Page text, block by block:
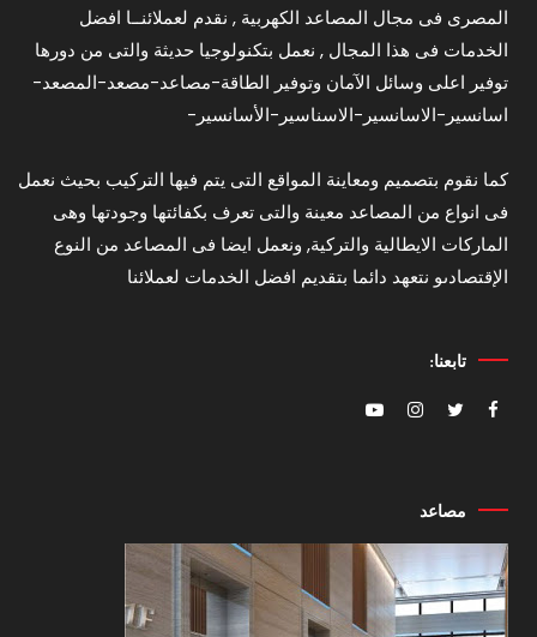
المصرى فى مجال المصاعد الكهربية , نقدم لعملائنــا افضل
الخدمات فى هذا المجال , نعمل بتكنولوجيا حديثة والتى من دورها
توفير اعلى وسائل الآمان وتوفير الطاقة-مصاعد-مصعد-المصعد-
اسانسير-الاسانسير-الاسناسير-الأسانسير-
كما نقوم بتصميم ومعاينة المواقع التى يتم فيها التركيب بحيث نعمل
فى انواع من المصاعد معينة والتى تعرف بكفائتها وجودتها وهى
الماركات الايطالية والتركية, ونعمل ايضا فى المصاعد من النوع
الإقتصادىو نتعهد دائما بتقديم افضل الخدمات لعملائنا
تابعنا:
مصاعد